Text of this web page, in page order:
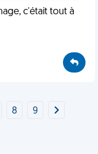
c'était tout à
8 9